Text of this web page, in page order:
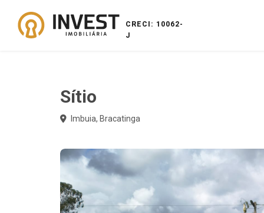
CRECI: 10062-
J
Sítio
Imbuia, Bracatinga